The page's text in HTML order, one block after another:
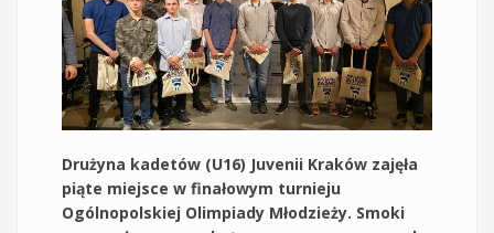
Drużyna kadetów (U16) Juvenii Kraków zajęła
piąte miejsce w finałowym turnieju
Ogólnopolskiej Olimpiady Młodzieży. Smoki